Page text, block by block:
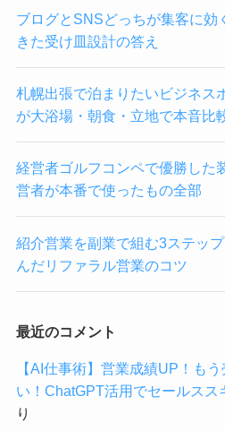
ブログとSNSどっちが集客に効
きた受け皿設計の答え
札幌出張で泊まりたいビジネス
が大浴場・朝食・立地で本音比
経営者ゴルフコンペで優勝した
営者が本番で使ったもの全部
紹介営業を副業で組む3ステッ
んだリファラル営業のコツ
最近のコメント
【AI仕事術】営業成績UP！も
い！ChatGPT活用でセールスス
り